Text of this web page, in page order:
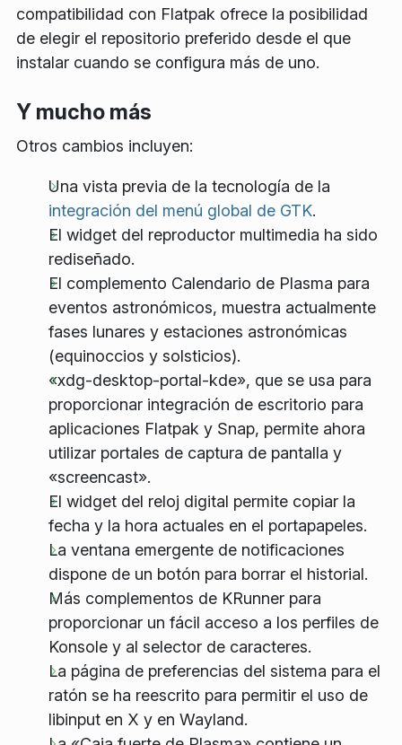
compatibilidad con Flatpak ofrece la posibilidad
de elegir el repositorio preferido desde el que
instalar cuando se configura más de uno.
Y mucho más
Otros cambios incluyen:
Una vista previa de la tecnología de la
integración del menú global de GTK.
El widget del reproductor multimedia ha sido
rediseñado.
El complemento Calendario de Plasma para
eventos astronómicos, muestra actualmente
fases lunares y estaciones astronómicas
(equinoccios y solsticios).
«xdg-desktop-portal-kde», que se usa para
proporcionar integración de escritorio para
aplicaciones Flatpak y Snap, permite ahora
utilizar portales de captura de pantalla y
«screencast».
El widget del reloj digital permite copiar la
fecha y la hora actuales en el portapapeles.
La ventana emergente de notificaciones
dispone de un botón para borrar el historial.
Más complementos de KRunner para
proporcionar un fácil acceso a los perfiles de
Konsole y al selector de caracteres.
La página de preferencias del sistema para el
ratón se ha reescrito para permitir el uso de
libinput en X y en Wayland.